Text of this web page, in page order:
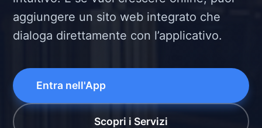
aggiungere un sito web integrato che
dialoga direttamente con l’applicativo.
Entra nell'App
Scopri i Servizi